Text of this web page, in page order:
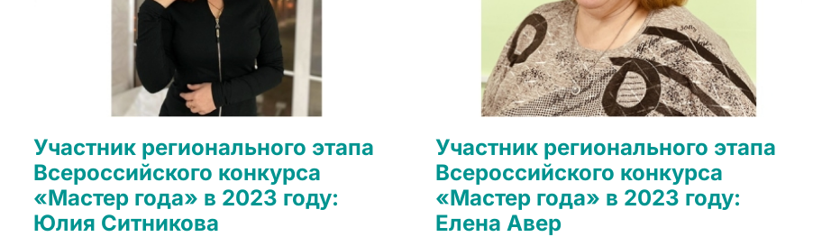
Участник регионального этапа
Всероссийского конкурса
«Мастер года» в 2023 году:
Юлия Ситникова
Участник регионального этапа
Всероссийского конкурса
«Мастер года» в 2023 году:
Елена Авер